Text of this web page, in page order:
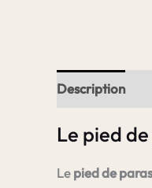
Description
Le pied
Lepied de